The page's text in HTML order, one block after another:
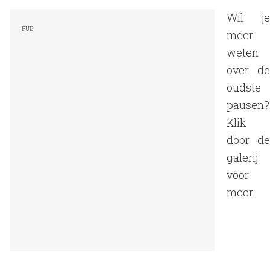
Wil je
meer
weten
over de
oudste
pausen?
Klik
door de
galerij
voor
meer